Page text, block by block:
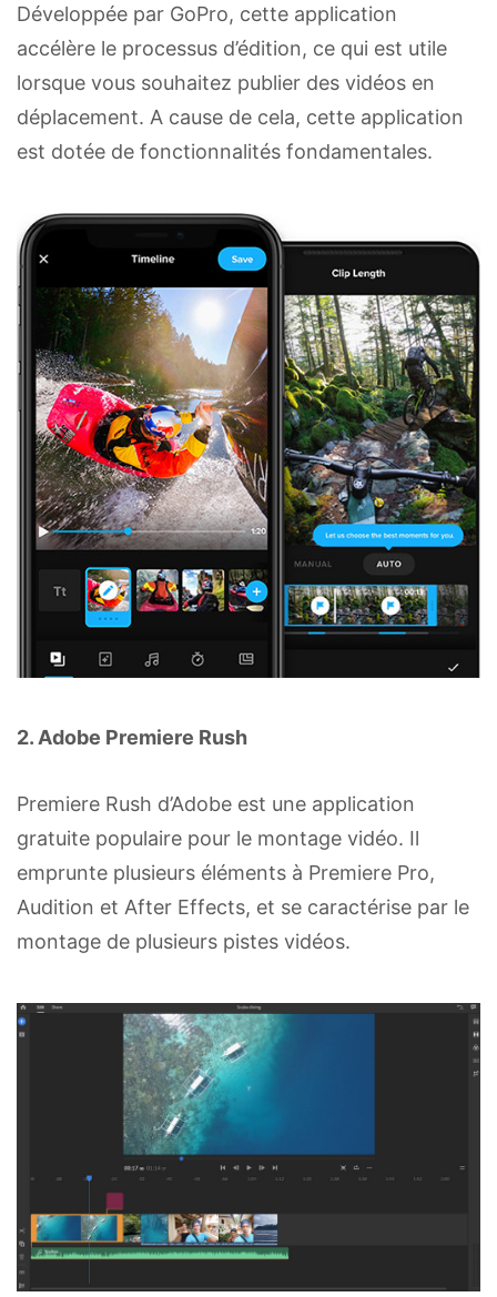
Développée par GoPro, cette application
accélère le processus d’édition, ce qui est utile
lorsque vous souhaitez publier des vidéos en
déplacement. A cause de cela, cette application
est dotée de fonctionnalités fondamentales.
2. Adobe Premiere Rush
Premiere Rush d’Adobe est une application
gratuite populaire pour le montage vidéo. Il
emprunte plusieurs éléments à Premiere Pro,
Audition et After Effects, et se caractérise par le
montage de plusieurs pistes vidéos.